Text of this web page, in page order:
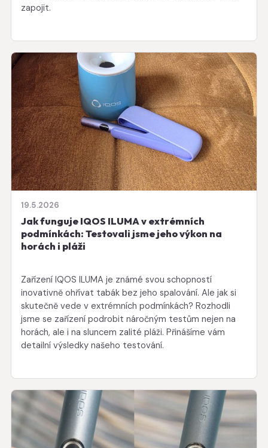
zapojit.
19.5.2026
Jak funguje IQOS ILUMA v extrémních
podmínkách: Testovali jsme jeho výkon na
horách i pláži
Zařízení IQOS ILUMA je známé svou schopností
inovativně ohřívat tabák bez jeho spalování. Ale jak si
skutečně vede v extrémních podmínkách? Rozhodli
jsme se zařízení podrobit náročným testům nejen na
horách, ale i na sluncem zalité pláži. Přinášíme vám
detailní výsledky našeho testování.